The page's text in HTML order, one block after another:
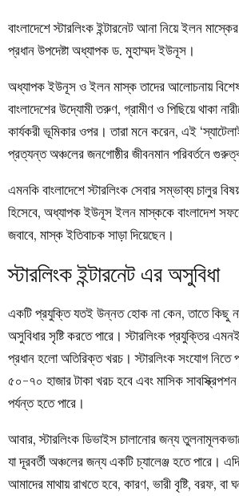
বাংলাদেশে স্টারলিংক ইন্টারনেট আনা নিয়ে ইলন
প্রধান উপদেষ্টা অধ্যাপক ড. মুহাম্মদ ইউনূস।
অধ্যাপক ইউনূস ও ইলন মাস্ক তাদের আলোচনায়
বাংলাদেশের উদ্যোমী তরুণ, গ্রামীণ ও পিছিয়ে থাকা
কার্যকরী ভূমিকার ওপর। তারা মনে করেন, এই
প্রত্যন্ত অঞ্চলের জনগোষ্ঠীর জীবনমান পরিবর্তনে
এমনকি বাংলাদেশে স্টারলিংক সেবার সম্ভাব্য চালুর
হিসেবে, অধ্যাপক ইউনূস ইলন মাস্ককে বাংলাদেশ
জবাবে, মাস্ক ইতিবাচক সাড়া দিয়েছেন।
স্টারলিংক ইন্টারনেট এর অসুবিধা
একটি প্রযুক্তি যতই উন্নত হোক না কেন, তাতে কিছু না
অসুবিধার সৃষ্টি করতে পারে। স্টারলিংক প্রযুক্তির
প্রধান হলো অতিরিক্ত খরচ। স্টারলিংক সংযোগ নিতে
৫০-৭০ হাজার টাকা খরচ হবে এবং মাসিক সাবস্ক্রিপশন
পর্যন্ত হতে পারে।
আবার, স্টারলিংক ডিভাইস চালানোর জন্য
যা দূরবর্তী অঞ্চলের জন্য একটি চ্যালেঞ্জ হতে পারে।
আমাদের মাথায় রাখতে হবে, কারণ, ভারী বৃষ্টি, বরফ, বা